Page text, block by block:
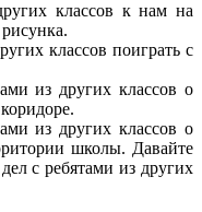
классов к нам на
классов поиграть с
из других классов о
из других классов о
школы. Давайте
с ребятами из других